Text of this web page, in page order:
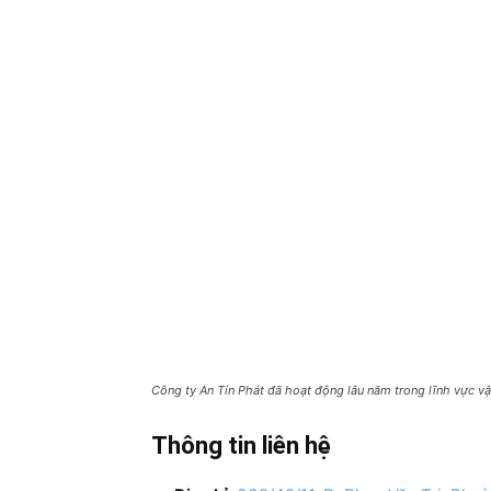
Công ty An Tín Phát đã hoạt động lâu năm trong lĩnh vực
Thông tin liên hệ